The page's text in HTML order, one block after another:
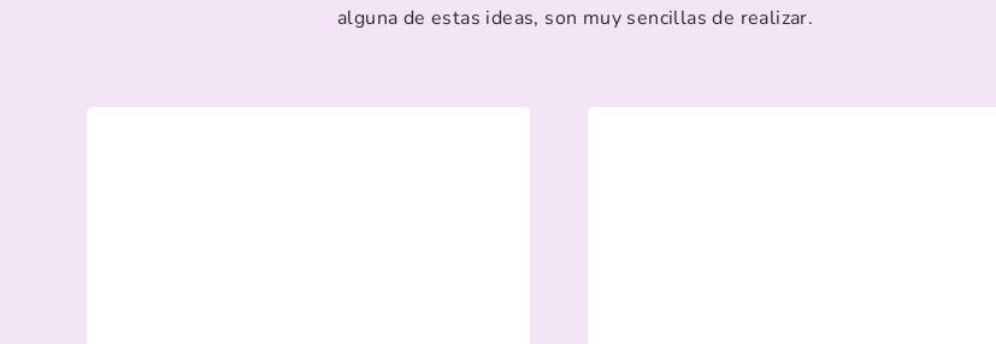
alguna de estas ideas, son muy sencillas de realizar.